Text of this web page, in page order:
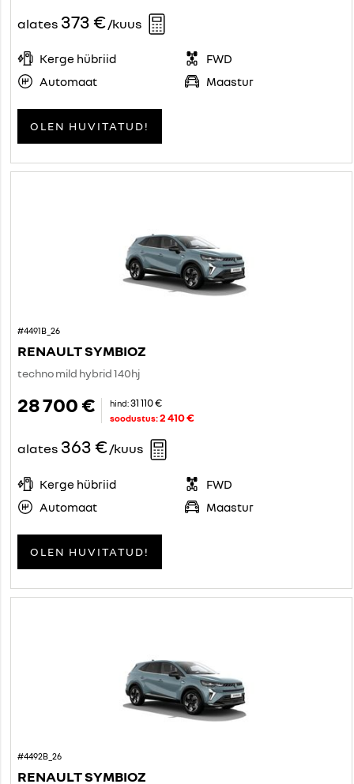
alates 373 €/kuus
Kerge hübriid
FWD
Automaat
Maastur
OLEN HUVITATUD!
#4491B_26
RENAULT SYMBIOZ
techno mild hybrid 140hj
28 700 € hind: 31 110 €
soodustus:2 410 €
alates 363 €/kuus
Kerge hübriid
FWD
Automaat
Maastur
OLEN HUVITATUD!
#4492B_26
RENAULT SYMBIOZ